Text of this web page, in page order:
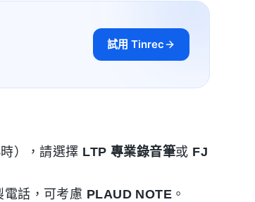
試用 Tinrec
），請選擇 LTP 專業錄音筆或 FJ
電話，可考慮 PLAUD NOTE 。